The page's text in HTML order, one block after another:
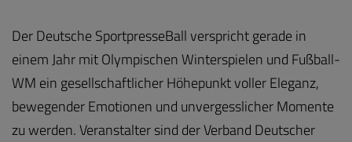
Der Deutsche SportpresseBall verspricht gerade in
einem Jahr mit Olympischen Winterspielen und Fußball-
WM ein gesellschaftlicher Höhepunkt voller Eleganz,
bewegender Emotionen und unvergesslicher Momente
zu werden. Veranstalter sind der Verband Deutscher